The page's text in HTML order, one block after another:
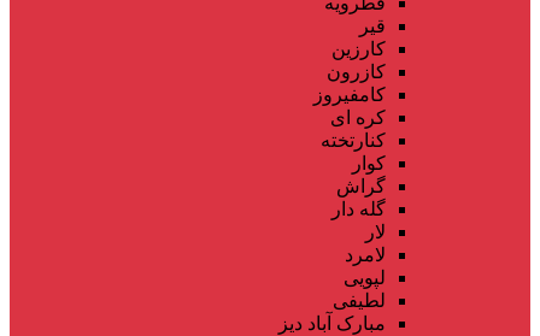
قیر
کارزین
کازرون
کامفیروز
کره ای
کنارتخته
کوار
گراش
گله دار
لار
لامرد
لپویی
لطیفی
مبارک آباد دیز